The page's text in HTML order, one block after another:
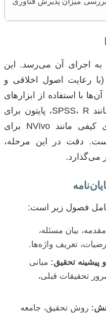
به اجرای آن می‌رسد. این
رعایت اصول اخلاقی و
با استفاده از ابزارهای
مناسب (نرم‌افزارهای آماری مانند SPSS، R، پایتون برای
داده‌های کمی، و نرم‌افزارهای کیفی مانند NVivo برای
دقت در این مرحله،
می‌گذارد.
شامل فصول زیر است:
مقدمه، بیان مسئله،
تعریف واژه‌ها.
تحقیق: مبانی
تحقیقات قبلی،
روش تحقیق، جامعه